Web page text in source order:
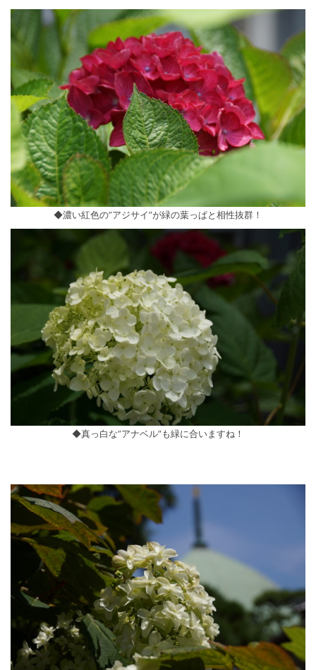
◆濃い紅色の”アジサイ”が緑の葉っぱと相性抜群！
◆真っ白な”アナベル”も緑に合いますね！